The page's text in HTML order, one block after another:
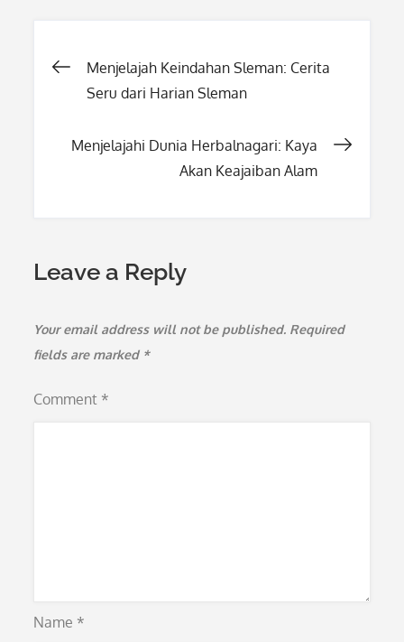
Post
Menjelajah Keindahan Sleman: Cerita
Seru dari Harian Sleman
Menjelajahi Dunia Herbalnagari: Kaya
Akan Keajaiban Alam
Leave a Reply
Your email address will not be published. Required
fields are marked *
Comment *
Name *